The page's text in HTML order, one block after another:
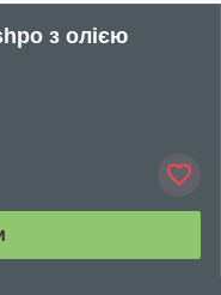
з олією